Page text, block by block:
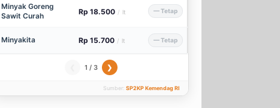
Minyak Goreng
Sawit Curah
Rp 18.500 / lt — Tetap
Minyakita Rp 15.700 / lt — Tetap
1 / 3 ❯
Sumber: SP2KP Kemendag RI